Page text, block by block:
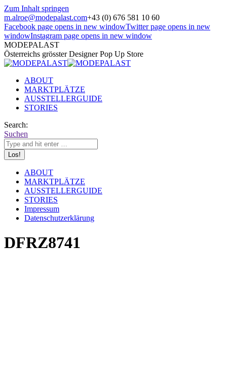
Zum Inhalt springen
m.alroe@modepalast.com+43 (0) 676 581 10 60
Facebook page opens in new windowTwitter page opens in new
windowInstagram page opens in new window
MODEPALAST
Österreichs grösster Designer Pop Up Store
ABOUT
MARKTPLÄTZE
AUSSTELLERGUIDE
STORIES
Search:
Suchen
ABOUT
MARKTPLÄTZE
AUSSTELLERGUIDE
STORIES
Impressum
Datenschutzerklärung
DFRZ8741